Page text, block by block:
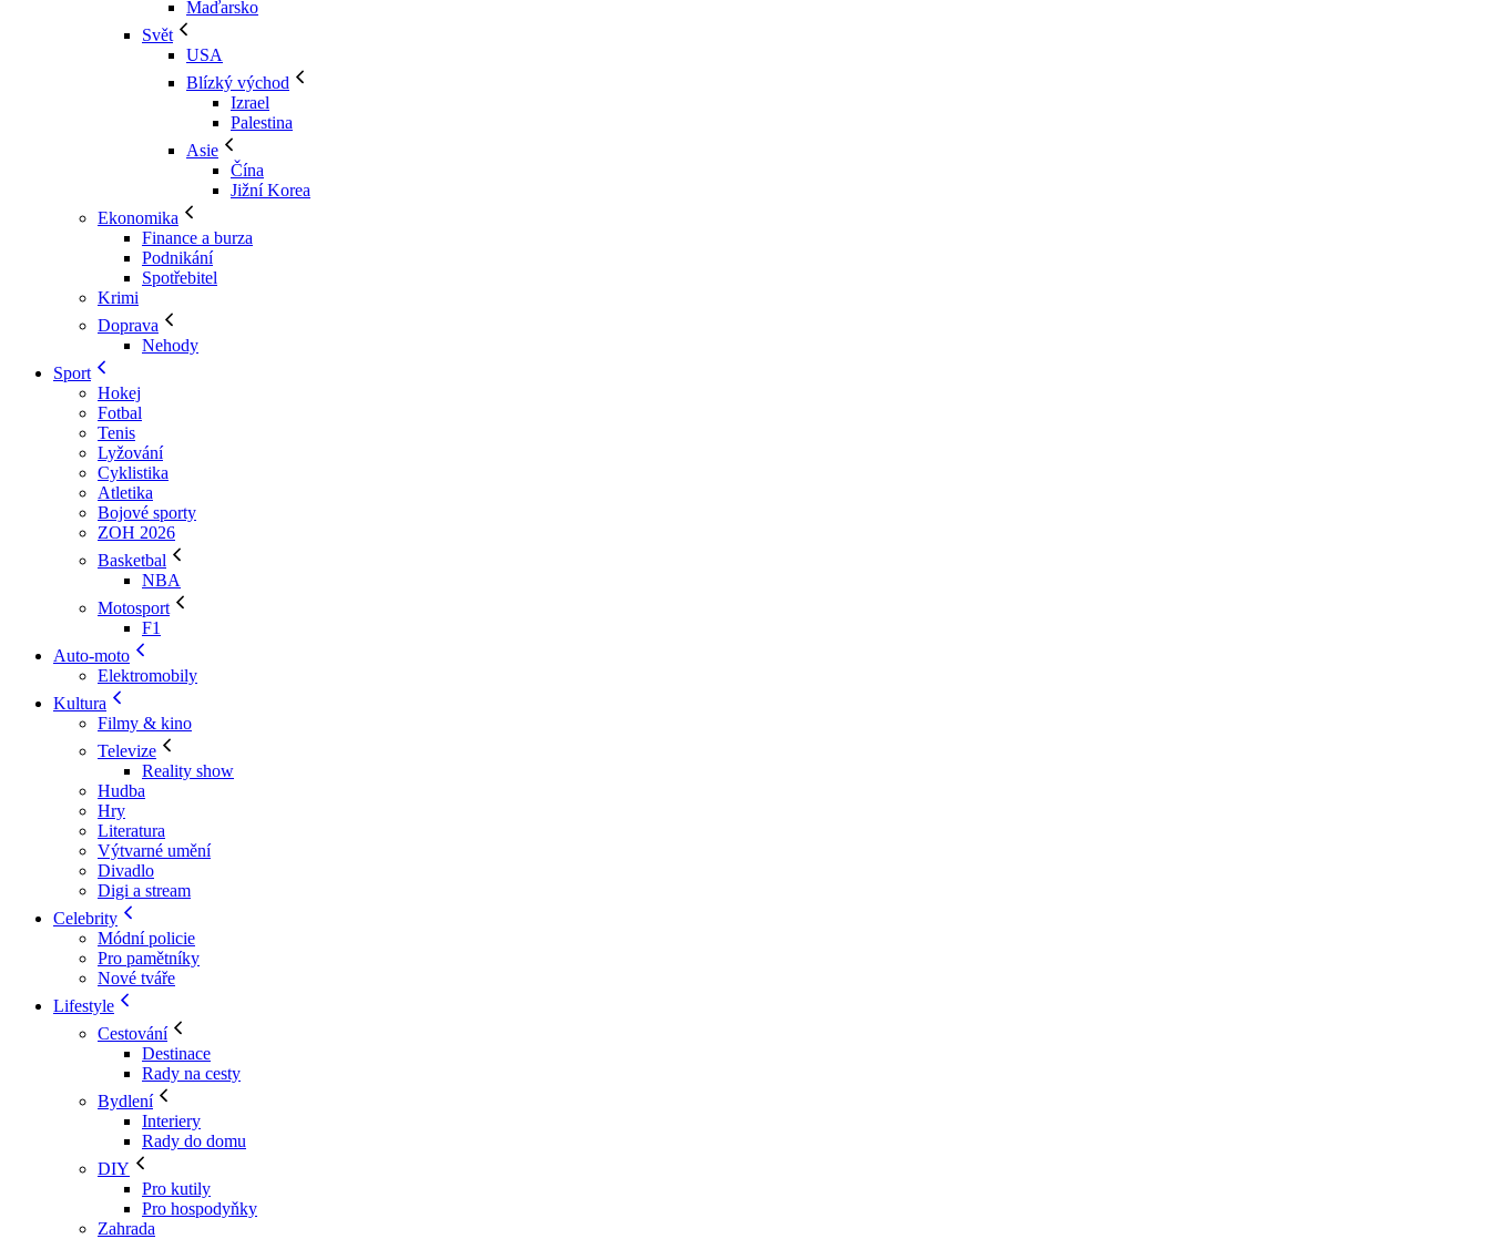
Maďarsko
Svět
USA
Blízký východ
Izrael
Palestina
Asie
Čína
Jižní Korea
Ekonomika
Finance a burza
Podnikání
Spotřebitel
Krimi
Doprava
Nehody
Sport
Hokej
Fotbal
Tenis
Lyžování
Cyklistika
Atletika
Bojové sporty
ZOH 2026
Basketbal
NBA
Motosport
F1
Auto-moto
Elektromobily
Kultura
Filmy & kino
Televize
Reality show
Hudba
Hry
Literatura
Výtvarné umění
Divadlo
Digi a stream
Celebrity
Módní policie
Pro pamětníky
Nové tváře
Lifestyle
Cestování
Destinace
Rady na cesty
Bydlení
Interiery
Rady do domu
DIY
Pro kutily
Pro hospodyňky
Zahrada